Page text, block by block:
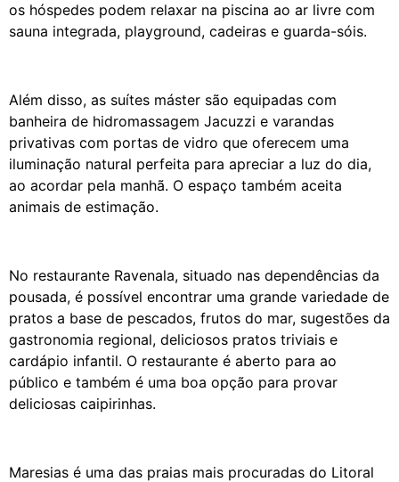
os hóspedes podem relaxar na piscina ao ar livre com
sauna integrada, playground, cadeiras e guarda-sóis.
Além disso, as suítes máster são equipadas com
banheira de hidromassagem Jacuzzi e varandas
privativas com portas de vidro que oferecem uma
iluminação natural perfeita para apreciar a luz do dia,
ao acordar pela manhã. O espaço também aceita
animais de estimação.
No restaurante Ravenala, situado nas dependências da
pousada, é possível encontrar uma grande variedade de
pratos a base de pescados, frutos do mar, sugestões da
gastronomia regional, deliciosos pratos triviais e
cardápio infantil. O restaurante é aberto para ao
público e também é uma boa opção para provar
deliciosas caipirinhas.
Maresias é uma das praias mais procuradas do Litoral